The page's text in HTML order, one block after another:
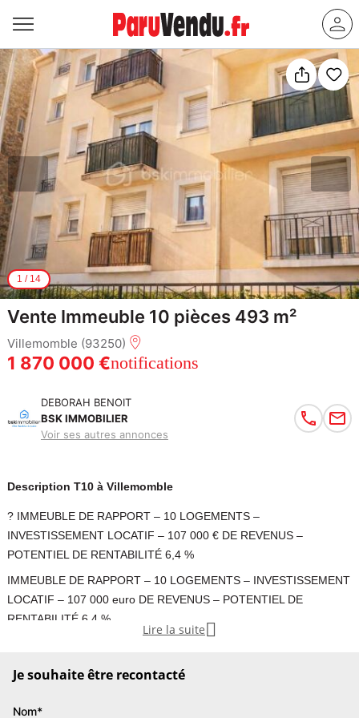
1 / 14
Vente Immeuble 10 pièces 493 m²
Villemomble (93250)
1 870 000 €notifications
DEBORAH BENOIT
BSK IMMOBILIER
Voir ses autres annonces
Description T10 à Villemomble
? IMMEUBLE DE RAPPORT – 10 LOGEMENTS –
INVESTISSEMENT LOCATIF – 107 000 € DE REVENUS –
POTENTIEL DE RENTABILITÉ 6,4 %
IMMEUBLE DE RAPPORT – 10 LOGEMENTS – INVESTISSEMENT
LOCATIF – 107 000 euro DE REVENUS – POTENTIEL DE
RENTABILITÉ 6,4 %
vente à la découpe
Investisseurs, foncières ou marchands de biens : découvrez cet
Lire la suite
Je souhaite être recontacté
Nom*